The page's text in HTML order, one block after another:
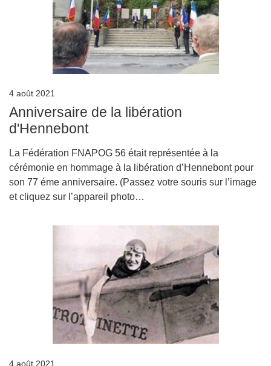
4 août 2021
Anniversaire de la libération
d'Hennebont
La Fédération FNAPOG 56 était représentée à la
cérémonie en hommage à la libération d’Hennebont pour
son 77 éme anniversaire. (Passez votre souris sur l’image
et cliquez sur l’appareil photo…
4 août 2021